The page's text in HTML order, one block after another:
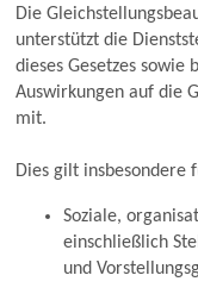
Die
unterstützt die
dieses Gesetzes
Auswirkungen auf die
mit.
Dies gilt insbesondere
Soziale,
einschließlich
und